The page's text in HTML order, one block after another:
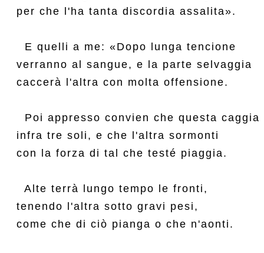
per che l'ha tanta discordia assalita».
  E quelli a me: «Dopo lunga tencione
verranno al sangue, e la parte selvaggia
caccerà l'altra con molta offensione.
  Poi appresso convien che questa caggia
infra tre soli, e che l'altra sormonti
con la forza di tal che testé piaggia.
  Alte terrà lungo tempo le fronti,
tenendo l'altra sotto gravi pesi,
come che di ciò pianga o che n'aonti.